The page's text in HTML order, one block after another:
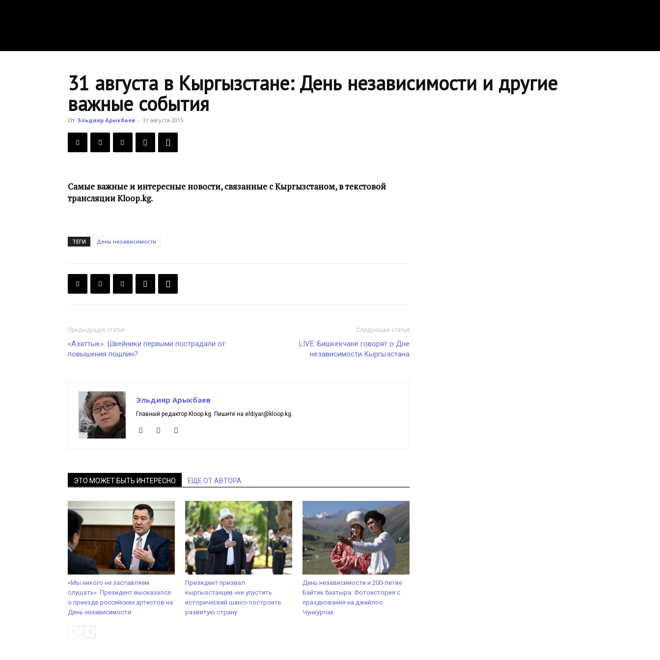
31 августа в Кыргызстане: День независимости и другие
важные события
От Эльдияр Арыкбаев - 31 августа 2015
Самые важные и интересные новости, связанные с Кыргызстаном, в текстовой
трансляции Kloop.kg.
ТЕГИ День независимости
Предыдущая статья
«Азаттык»: Швейники первыми пострадали от
повышения пошлин?
Следующая статья
LIVE: Бишкекчане говорят о Дне
независимости Кыргызстана
Эльдияр Арыкбаев
Главный редактор Kloop.kg. Пишите на eldiyar@kloop.kg.
ЭТО МОЖЕТ БЫТЬ ИНТЕРЕСНО ЕЩЕ ОТ АВТОРА
«Мы никого не заставляем
слушать». Президент высказался
о приезде российских артистов на
День независимости
Президент призвал
кыргызстанцев «не упустить
исторический шанс» построить
развитую страну
День независимости и 200-летие
Байтик баатыра: Фотоистория с
празднования на джайлоо
Чункурчак